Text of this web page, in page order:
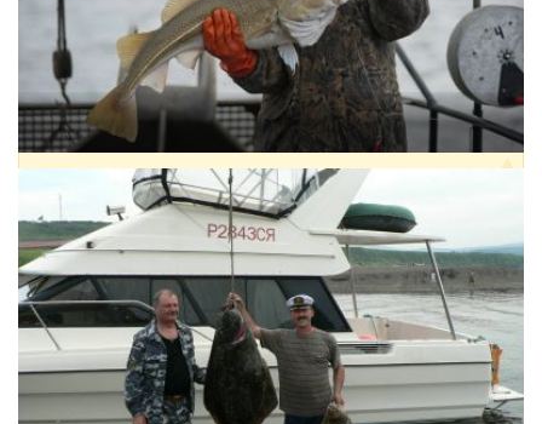
РЫБА:
АЛЬБУЛА,ПЕРМИТ (ТРАХИНОТ),СНУК (РОБАЛО)
ТАРПОН
от 117 000 ₽
БАРЕНЦЕВО МОРЕ
РЕГИОН: РОССИЯ, СЕВЕРО-ЗАПАДНЫЙ ФО, МУРМАНСКАЯ
ОБЛАСТЬ
ПРОЖИВАНИЕ: ЕСТЬ
РЫБА: ЗУБАТКА, КАМБАЛА ,ПАЛТУС ,ПИКША,СЕЛЬДЬ
МОРСКАЯ, ТРЕСКА